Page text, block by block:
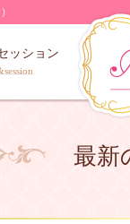
ッション
最新